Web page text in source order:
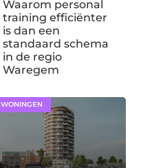
Waarom personal
training efficiënter
is dan een
standaard schema
in de regio
Waregem
WONINGEN